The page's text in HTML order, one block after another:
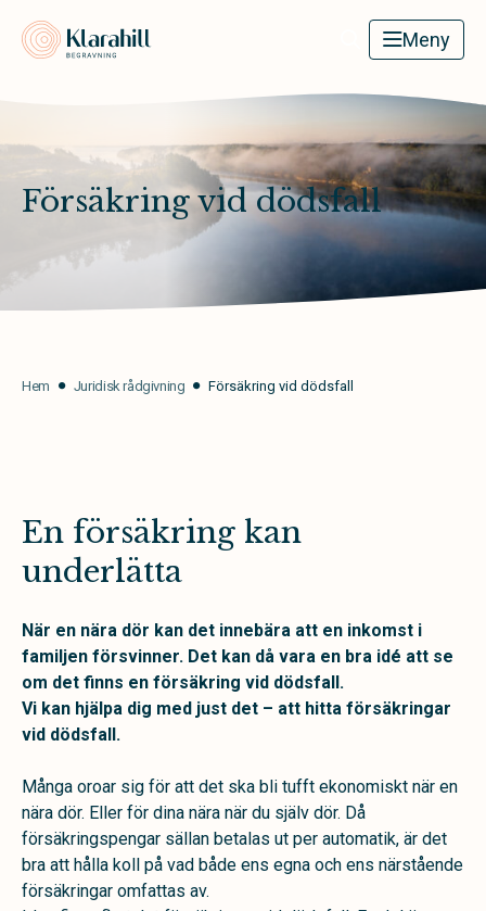
Meny
Försäkring vid dödsfall
Hem Juridisk rådgivning Försäkring vid dödsfall
En försäkring kan
underlätta
När en nära dör kan det innebära att en inkomst i
familjen försvinner. Det kan då vara en bra idé att se
om det finns en försäkring vid dödsfall.
Vi kan hjälpa dig med just det – att hitta försäkringar
vid dödsfall.
Många oroar sig för att det ska bli tufft ekonomiskt när en
nära dör. Eller för dina nära när du själv dör. Då
försäkringspengar sällan betalas ut per automatik, är det
bra att hålla koll på vad både ens egna och ens närstående
försäkringar omfattas av.